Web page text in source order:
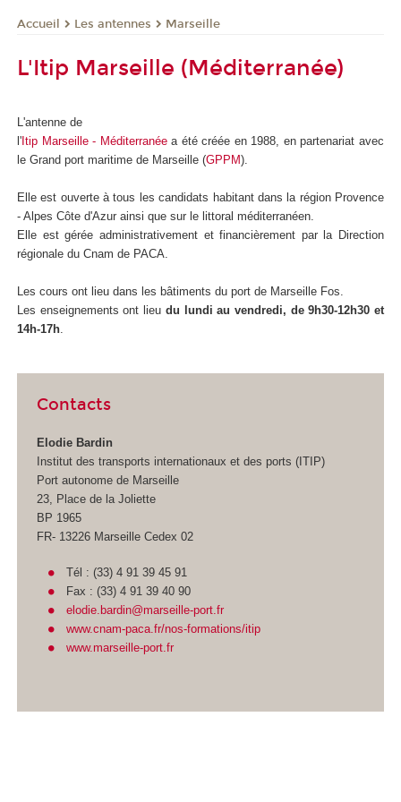
Accueil Les antennes Marseille
L'Itip Marseille (Méditerranée)
L'antenne de
l'Itip Marseille - Méditerranéea été créée en 1988, en partenariat avec
le Grand port maritime de Marseille (GPPM).
Elle est ouverte à tous les candidats habitant dans la région Provence
- Alpes Côte d'Azur ainsi que sur le littoral méditerranéen.
Elle est gérée administrativement et financièrement par la Direction
régionale du Cnam de PACA.
Les cours ont lieu dans les bâtiments du port de Marseille Fos.
Les enseignements ont lieu du lundi au vendredi, de 9h30-12h30 et
14h-17h
Contacts
Elodie Bardin
Institut des transports internationaux et des ports (ITIP)
Port autonome de Marseille
23, Place de la Joliette
BP 1965
FR- 13226 Marseille Cedex 02
Tél : (33) 4 91 39 45 91
Fax : (33) 4 91 39 40 90
elodie.bardin@marseille-port.fr
www.cnam-paca.fr/nos-formations/itip
www.marseille-port.fr